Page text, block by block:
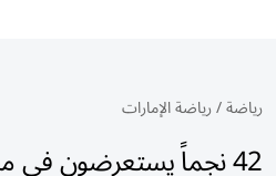
رياضة/رياضة الإمارات
42 نجماً يستعرضون في مباراة «الزمن الجميل»